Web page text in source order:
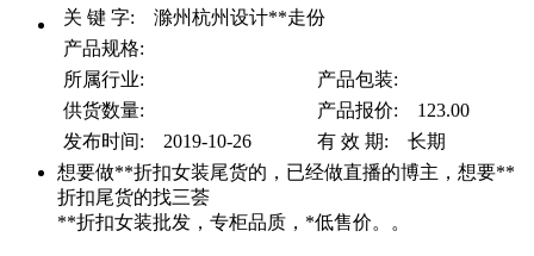
关 键 字: 滁州杭州设计**走份
产品规格:
所属行业:
产品包装:
供货数量:
产品报价: 123.00
发布时间: 2019-10-26
有 效 期: 长期
想要做**折扣女装尾货的，已经做直播的博主，想要**
折扣尾货的找三荟
**折扣女装批发，专柜品质，*低售价。。